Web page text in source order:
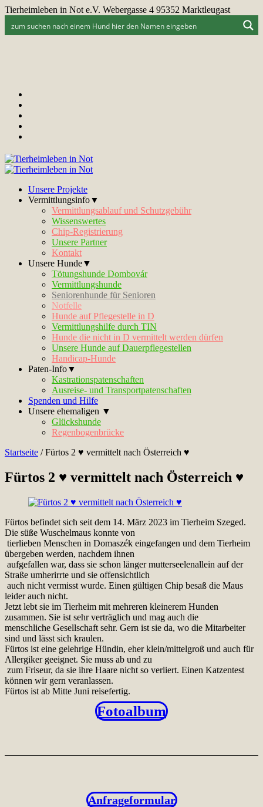
Tierheimleben in Not e.V. Webergasse 4 95352 Marktleugast
Unsere Projekte
Vermittlungsinfo▼
Vermittlungsablauf und Schutzgebühr
Wissenswertes
Chip-Registrierung
Unsere Partner
Kontakt
Unsere Hunde▼
Tötungshunde Dombovár
Vermittlungshunde
Seniorenhunde für Senioren
Notfelle
Hunde auf Pflegestelle in D
Vermittlungshilfe durch TIN
Hunde die nicht in D vermittelt werden dürfen
Unsere Hunde auf Dauerpflegestellen
Handicap-Hunde
Paten-Info▼
Kastrationspatenschaften
Ausreise- und Transportpatenschaften
Spenden und Hilfe
Unsere ehemaligen ▼
Glückshunde
Regenbogenbrücke
Startseite /Fürtos 2 ♥ vermittelt nach Österreich ♥
Fürtos 2 ♥ vermittelt nach Österreich ♥
Fürtos befindet sich seit dem 14. März 2023 im Tierheim Szeged.
Die süße Wuschelmaus konnte von
tierlieben Menschen in Domaszék eingefangen und dem Tierheim
übergeben werden, nachdem ihnen
aufgefallen war, dass sie schon länger mutterseelenallein auf der
Straße umherirrte und sie offensichtlich
auch nicht vermisst wurde. Einen gültigen Chip besaß die Maus
leider auch nicht.
Jetzt lebt sie im Tierheim mit mehreren kleinerem Hunden
zusammen. Sie ist sehr verträglich und mag auch die
menschliche Gesellschaft sehr. Gern ist sie da, wo die Mitarbeiter
sind und lässt sich kraulen.
Fürtos ist eine gelehrige Hündin, eher klein/mittelgroß und auch für
Allergiker geeignet. Sie muss ab und zu
zum Friseur, da sie ihre Haare nicht so verliert. Einen Katzentest
können wir gern veranlassen.
Fürtos ist ab Mitte Juni reisefertig.
Fotoalbum
Anfrageformular